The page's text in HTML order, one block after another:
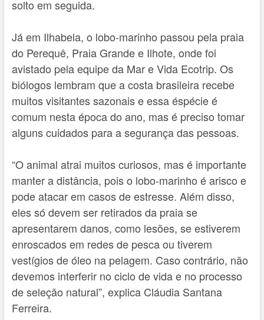
solto em seguida.
Já em Ilhabela, o lobo-marinho passou pela praia
do Perequê, Praia Grande e Ilhote, onde foi
avistado pela equipe da Mar e Vida Ecotrip. Os
biólogos lembram que a costa brasileira recebe
muitos visitantes sazonais e essa éspécie é
comum nesta época do ano, mas é preciso tomar
alguns cuidados para a segurança das pessoas.
“O animal atrai muitos curiosos, mas é importante
manter a distância, pois o lobo-marinho é arisco e
pode atacar em casos de estresse. Além disso,
eles só devem ser retirados da praia se
apresentarem danos, como lesões, se estiverem
enroscados em redes de pesca ou tiverem
vestígios de óleo na pelagem. Caso contrário, não
devemos interferir no ciclo de vida e no processo
de seleção natural”, explica Cláudia Santana
Ferreira.